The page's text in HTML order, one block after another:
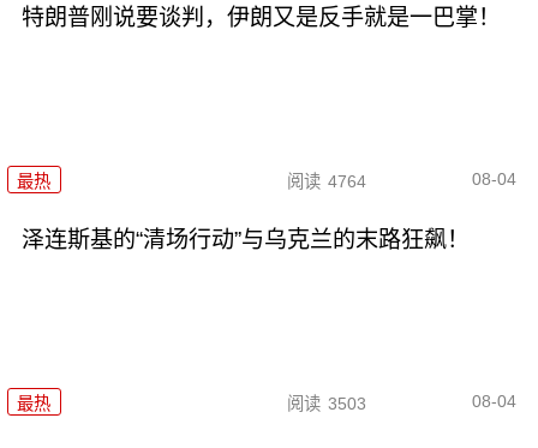
特朗普刚说要谈判，伊朗又是反手就是一巴掌！
最热 阅读 4764 08-04
泽连斯基的“清场行动”与乌克兰的末路狂飙！
最热 阅读 3503 08-04